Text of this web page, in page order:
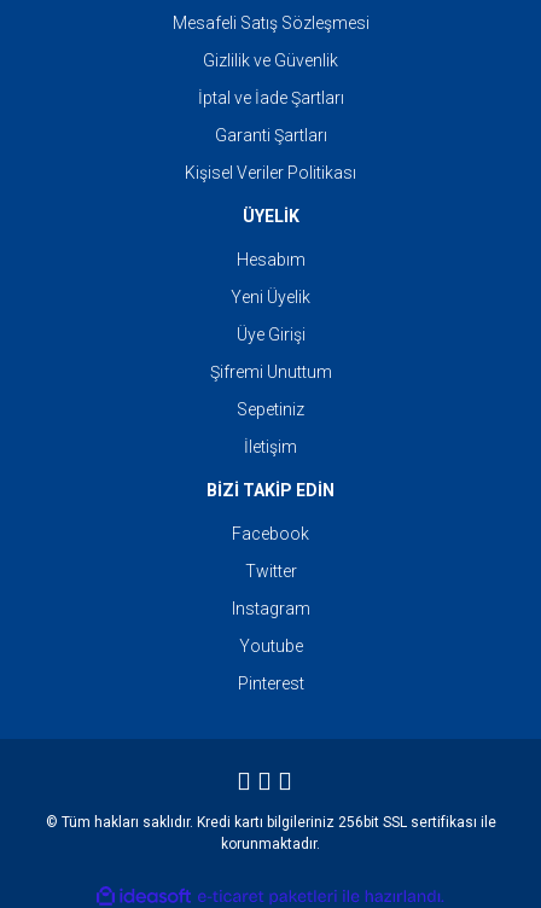
Mesafeli Satış Sözleşmesi
Gizlilik ve Güvenlik
İptal ve İade Şartları
Garanti Şartları
Kişisel Veriler Politikası
ÜYELİK
Hesabım
Yeni Üyelik
Üye Girişi
Şifremi Unuttum
Sepetiniz
İletişim
BİZİ TAKİP EDİN
Facebook
Twitter
Instagram
Youtube
Pinterest
© Tüm hakları saklıdır. Kredi kartı bilgileriniz 256bit SSL sertifikası ile
korunmaktadır.
ideasoft e-